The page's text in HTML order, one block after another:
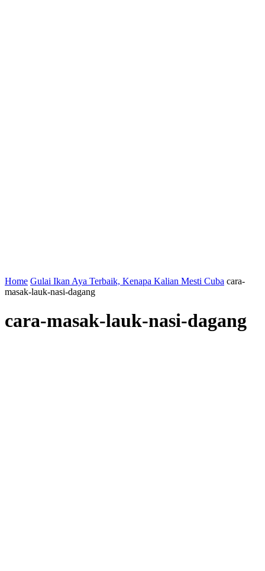
Home Gulai Ikan Aya Terbaik, Kenapa Kalian Mesti Cuba cara-
masak-lauk-nasi-dagang
cara-masak-lauk-nasi-dagang